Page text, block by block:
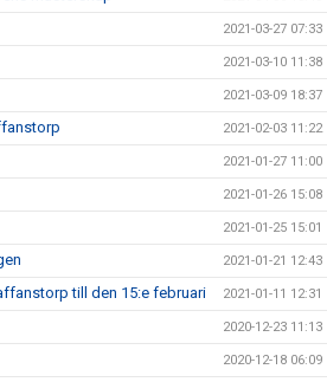
2021-03-27 07:33
2021-03-10 11:38
2021-03-09 18:37
2021-02-03 11:22
2021-01-27 11:00
2021-01-26 15:08
2021-01-25 15:01
2021-01-21 12:43
till den 15:e februari 2021-01-11 12:31
2020-12-23 11:13
2020-12-18 06:09